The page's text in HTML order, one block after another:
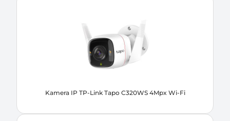
Kamera IP TP-Link Tapo C320WS 4Mpx Wi-Fi